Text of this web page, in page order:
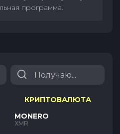
программа.
КРИПТОВАЛЮТА
MONERO
XMR